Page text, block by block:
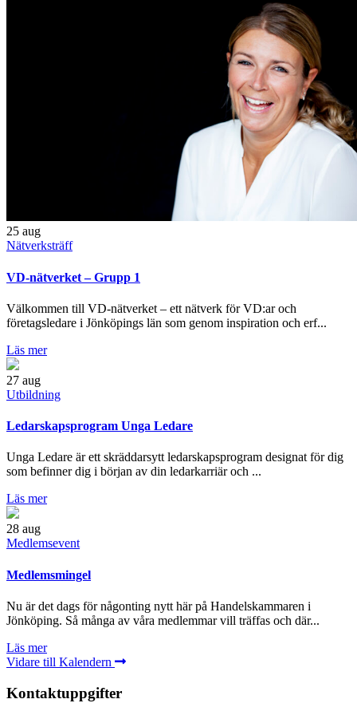
25 aug
Nätverksträff
VD-nätverket – Grupp 1
Välkommen till VD-nätverket – ett nätverk för VD:ar och
företagsledare i Jönköpings län som genom inspiration och erf...
Läs mer
27 aug
Utbildning
Ledarskapsprogram Unga Ledare
Unga Ledare är ett skräddarsytt ledarskapsprogram designat för dig
som befinner dig i början av din ledarkarriär och ...
Läs mer
28 aug
Medlemsevent
Medlemsmingel
Nu är det dags för någonting nytt här på Handelskammaren i
Jönköping. Så många av våra medlemmar vill träffas och där...
Läs mer
Vidare till Kalendern
Kontaktuppgifter